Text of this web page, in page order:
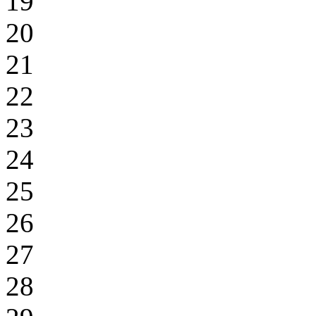
20
21
22
23
24
25
26
27
28